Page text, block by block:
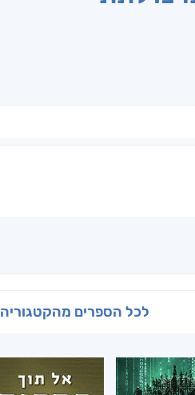
לכל הספרים מהקטגוריה